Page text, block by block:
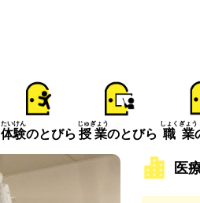
体験
たいけん
のとびら 授業
じゅぎょう
のとびら 職業
しょくぎょう
医